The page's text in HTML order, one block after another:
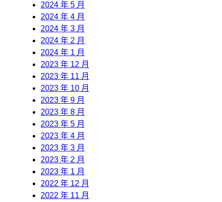
2024 年 5 月
2024 年 4 月
2024 年 3 月
2024 年 2 月
2024 年 1 月
2023 年 12 月
2023 年 11 月
2023 年 10 月
2023 年 9 月
2023 年 8 月
2023 年 5 月
2023 年 4 月
2023 年 3 月
2023 年 2 月
2023 年 1 月
2022 年 12 月
2022 年 11 月